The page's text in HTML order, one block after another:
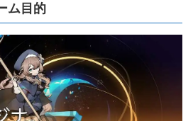
ム目的